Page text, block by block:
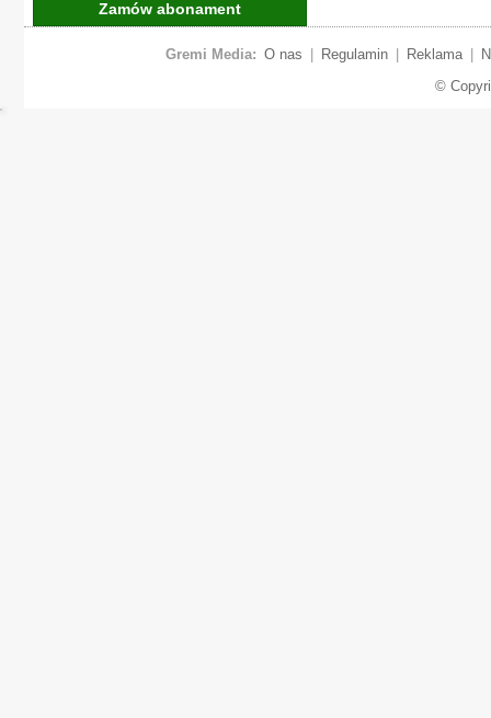
Zamów abonament
Gremi Media: O nas Regulamin Reklama
©